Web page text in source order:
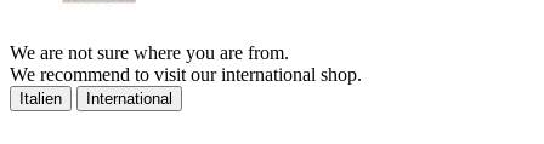
We are not sure where you are from.
We recommend to visit our international shop.
Italien International